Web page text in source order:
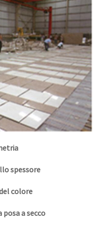
spessore
colore
posa a secco